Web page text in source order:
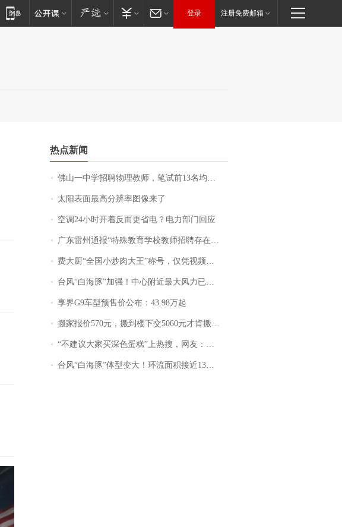
登录 注册免费邮箱
热点新闻
佛山一中学招聘物理教师，笔试前13名均遭淘汰？教育局：已叫停招聘，成立调查组全面核查
太阳表面最高分辨率图像来了
空调24小时开着反而更省电？电力部门回应
广东雷州通报“特殊教育学校教师招聘存在违规行为”：已启动问责程序 副校长被停职
费大厨“全国小炒肉大王”称号，仅凭视频评出？中国烹饪协会回应
台风“白海豚”加强！中心附近最大风力已达15级 最新研判
享界G9车型预售价公布：43.98万起
搬家报价570元，搬到楼下交5060元才肯搬上楼！女子傻眼了……
“不建议大家买深色蛋糕”上热搜，网友：天塌了！
台风“白海豚”体型变大！环流面积接近13个浙江那么大